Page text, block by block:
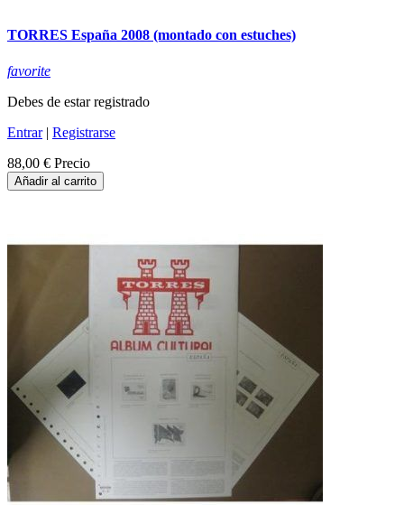
TORRES España 2008 (montado con estuches)
favorite
Debes de estar registrado
Entrar| Registrarse
88,00 € Precio
Añadir al carrito